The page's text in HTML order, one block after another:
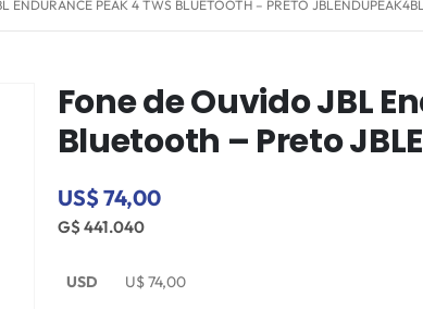
ENDURANCE PEAK 4 TWS BLUETOOTH – PRETO
Fone de Ouvido JBL
Bluetooth – Preto
US$ 74,00
G$ 441.040
USD U$74,00